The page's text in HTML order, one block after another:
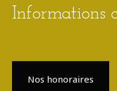
Informations
Nos honoraires